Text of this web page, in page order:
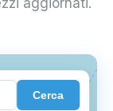
aggiornati.
Cerca